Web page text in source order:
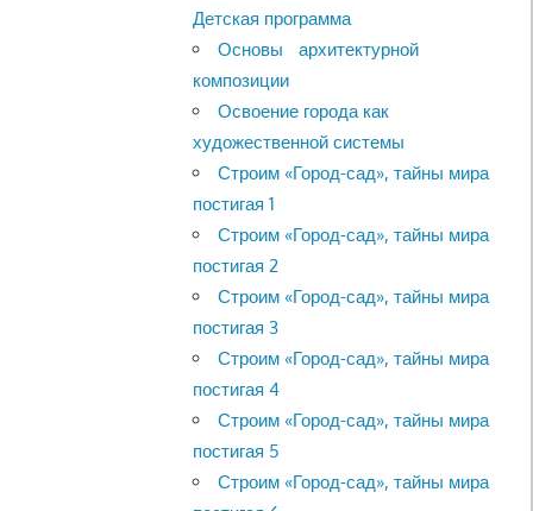
Детская программа
Основы архитектурной
композиции
Освоение города как
художественной системы
Строим «Город-сад», тайны мира
постигая 1
Строим «Город-сад», тайны мира
постигая 2
Строим «Город-сад», тайны мира
постигая 3
Строим «Город-сад», тайны мира
постигая 4
Строим «Город-сад», тайны мира
постигая 5
Строим «Город-сад», тайны мира